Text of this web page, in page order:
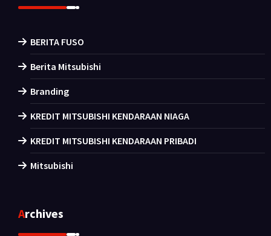
BERITA FUSO
Berita Mitsubishi
Branding
KREDIT MITSUBISHI KENDARAAN NIAGA
KREDIT MITSUBISHI KENDARAAN PRIBADI
Mitsubishi
Archives